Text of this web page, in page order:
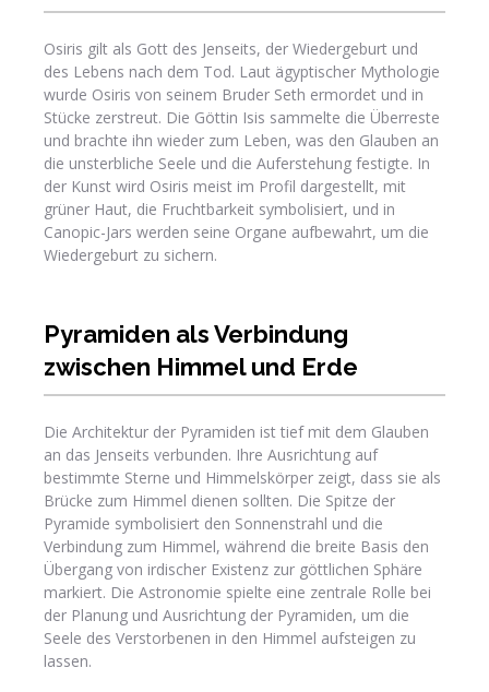
Osiris gilt als Gott des Jenseits, der Wiedergeburt und
des Lebens nach dem Tod. Laut ägyptischer Mythologie
wurde Osiris von seinem Bruder Seth ermordet und in
Stücke zerstreut. Die Göttin Isis sammelte die Überreste
und brachte ihn wieder zum Leben, was den Glauben an
die unsterbliche Seele und die Auferstehung festigte. In
der Kunst wird Osiris meist im Profil dargestellt, mit
grüner Haut, die Fruchtbarkeit symbolisiert, und in
Canopic-Jars werden seine Organe aufbewahrt, um die
Wiedergeburt zu sichern.
Pyramiden als Verbindung
zwischen Himmel und Erde
Die Architektur der Pyramiden ist tief mit dem Glauben
an das Jenseits verbunden. Ihre Ausrichtung auf
bestimmte Sterne und Himmelskörper zeigt, dass sie als
Brücke zum Himmel dienen sollten. Die Spitze der
Pyramide symbolisiert den Sonnenstrahl und die
Verbindung zum Himmel, während die breite Basis den
Übergang von irdischer Existenz zur göttlichen Sphäre
markiert. Die Astronomie spielte eine zentrale Rolle bei
der Planung und Ausrichtung der Pyramiden, um die
Seele des Verstorbenen in den Himmel aufsteigen zu
lassen.